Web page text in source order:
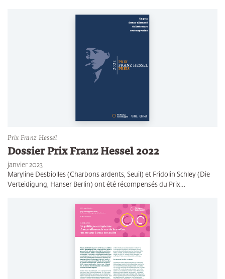
Prix Franz Hessel
Dossier Prix Franz Hessel 2022
janvier 2023
Maryline Desbiolles (Charbons ardents, Seuil) et Fridolin Schley (Die
Verteidigung, Hanser Berlin) ont été récompensés du Prix…